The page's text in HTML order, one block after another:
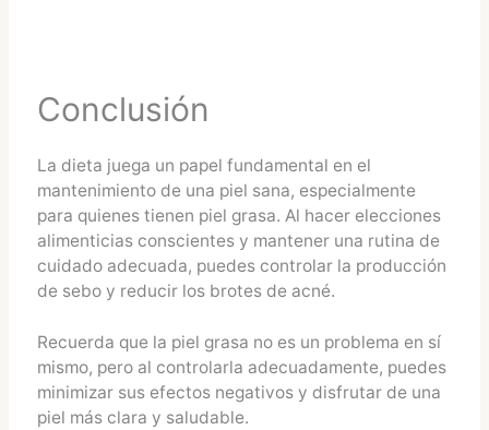
Conclusión
La dieta juega un papel fundamental en el
mantenimiento de una piel sana, especialmente
para quienes tienen piel grasa. Al hacer elecciones
alimenticias conscientes y mantener una rutina de
cuidado adecuada, puedes controlar la producción
de sebo y reducir los brotes de acné.
Recuerda que la piel grasa no es un problema en sí
mismo, pero al controlarla adecuadamente, puedes
minimizar sus efectos negativos y disfrutar de una
piel más clara y saludable.